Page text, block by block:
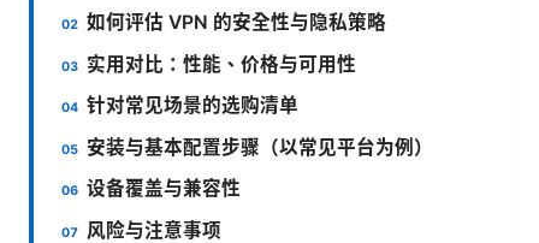
如何评估 VPN 的安全性与隐私策略
实用对比：性能、价格与可用性
针对常见场景的选购清单
安装与基本配置步骤（以常见平台为例）
设备覆盖与兼容性
风险与注意事项